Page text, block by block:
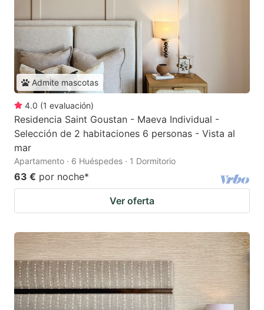
Admite mascotas
4.0 (1 evaluación)
Residencia Saint Goustan - Maeva Individual -
Selección de 2 habitaciones 6 personas - Vista al
mar
Apartamento · 6 Huéspedes · 1 Dormitorio
63 € por noche*
Ver oferta